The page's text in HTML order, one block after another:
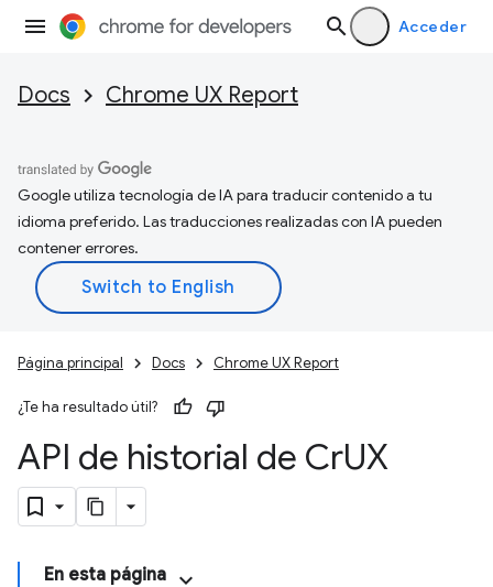
Acceder
Docs Chrome UX Report
Google utiliza tecnología de IA para traducir contenido a tu
idioma preferido. Las traducciones realizadas con IA pueden
contener errores.
Página principal Docs Chrome UX Report
¿Te ha resultado útil?
API de historial de CrUX
En esta página